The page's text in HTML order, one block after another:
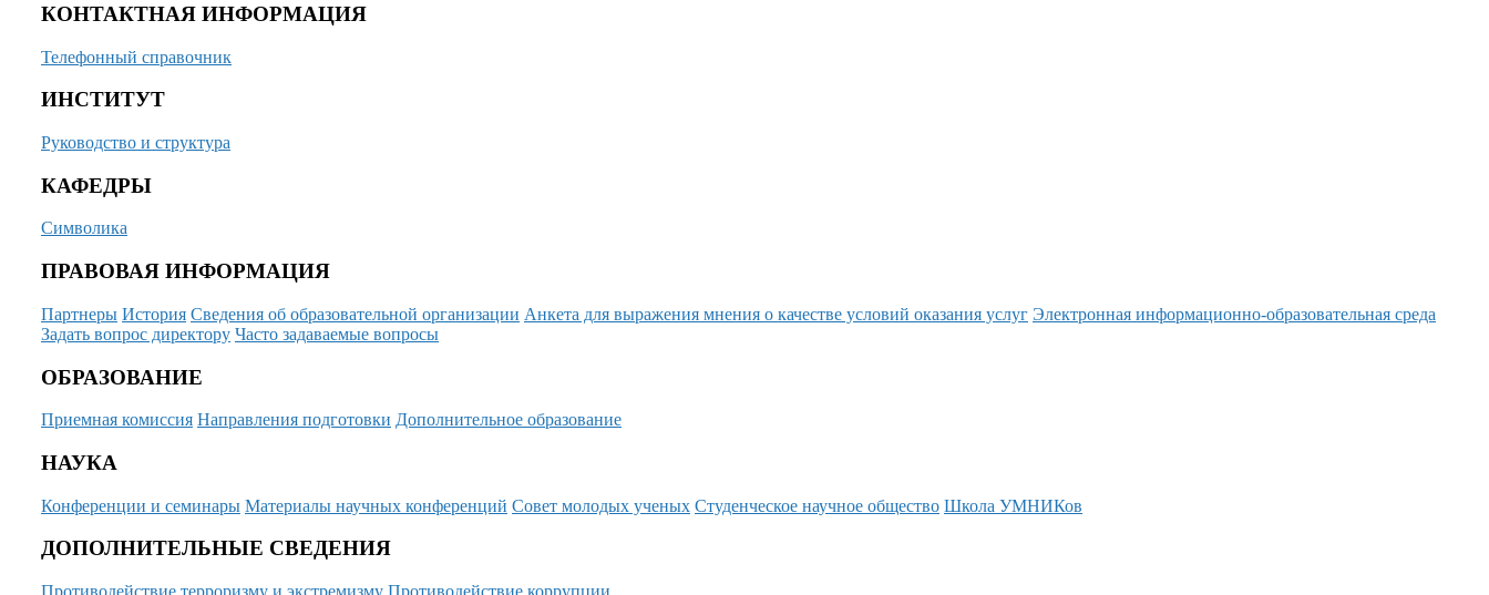
КОНТАКТНАЯ ИНФОРМАЦИЯ
Телефонный справочник
ИНСТИТУТ
Руководство и структура
КАФЕДРЫ
Символика
ПРАВОВАЯ ИНФОРМАЦИЯ
Партнеры История Сведения об образовательной организации Анкета для выражения мнения о качестве условий оказания услуг Электронная информационно-образовательная среда
Задать вопрос директору Часто задаваемые вопросы
ОБРАЗОВАНИЕ
Приемная комиссия Направления подготовки Дополнительное образование
НАУКА
Конференции и семинары Материалы научных конференций Совет молодых ученых Студенческое научное общество Школа УМНИКов
ДОПОЛНИТЕЛЬНЫЕ СВЕДЕНИЯ